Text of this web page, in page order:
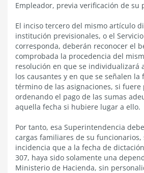
Empleador, previa verificación de su
El inciso tercero del mismo artículo
institución previsionales, o el
corresponda, deberán reconocer el
comprobada la procedencia del
resolución en que se individualizará
los causantes y en que se señalen la
término de las asignaciones, si fuere
ordenando el pago de las sumas
aquella fecha si hubiere lugar a ello.
Por tanto, esa Superintendencia
cargas familiares de su funcionarios,
incidencia que a la fecha de
307, haya sido solamente una
Ministerio de Hacienda, sin